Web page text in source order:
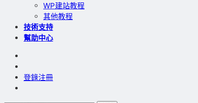
WP建站教程
其他教程
技術支持
幫助中心
登錄注冊